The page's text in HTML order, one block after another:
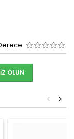
OLUN
>
<